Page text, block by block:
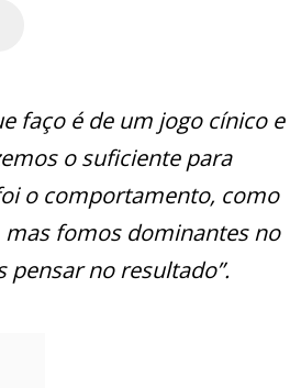
faço é de um jogo cínico e
o suficiente para
o comportamento, como
fomos dominantes no
no resultado”.